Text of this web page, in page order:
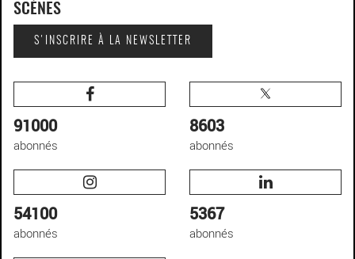
SCÈNES
S'INSCRIRE À LA NEWSLETTER
91000
abonnés
8603
abonnés
54100
abonnés
5367
abonnés